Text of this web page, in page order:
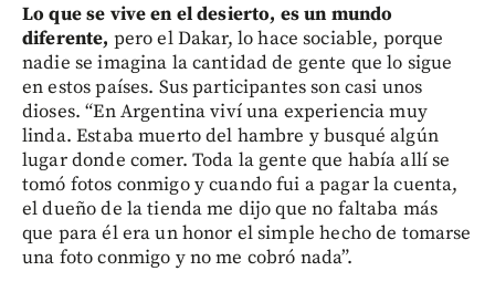
Lo que se vive en el desierto, es un mundo
diferente, pero el Dakar, lo hace sociable, porque
nadie se imagina la cantidad de gente que lo sigue
en estos países. Sus participantes son casi unos
dioses. “En Argentina viví una experiencia muy
linda. Estaba muerto del hambre y busqué algún
lugar donde comer. Toda la gente que había allí se
tomó fotos conmigo y cuando fui a pagar la cuenta,
el dueño de la tienda me dijo que no faltaba más
que para él era un honor el simple hecho de tomarse
una foto conmigo y no me cobró nada”.